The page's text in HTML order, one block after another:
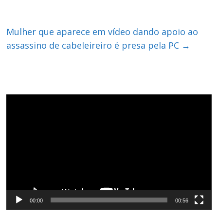
Mulher que aparece em vídeo dando apoio ao
assassino de cabeleireiro é presa pela PC →
00:00 00:56